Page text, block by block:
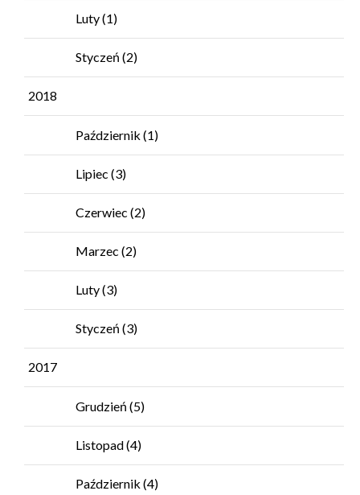
Luty(1)
Styczeń (2)
2018
Październik (1)
Lipiec (3)
Czerwiec (2)
Marzec (2)
Luty(3)
Styczeń (3)
2017
Grudzień (5)
Listopad(4)
Październik (4)